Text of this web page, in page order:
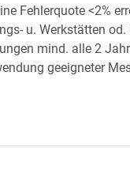
Fehlerquote <2%
u. Werkstätten
mind. alle 2
geeigneter